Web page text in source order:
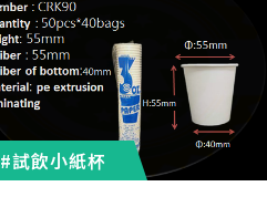
#試飲小紙杯